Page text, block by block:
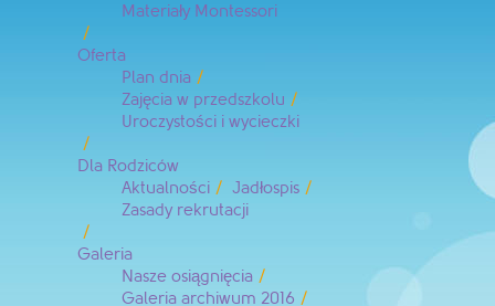
Materiały Montessori
Oferta
Plan dnia
Zajęcia w przedszkolu
Uroczystości i wycieczki
Dla Rodziców
Aktualności
Jadłospis
Zasady rekrutacji
Galeria
Nasze osiągnięcia
Galeria archiwum 2016